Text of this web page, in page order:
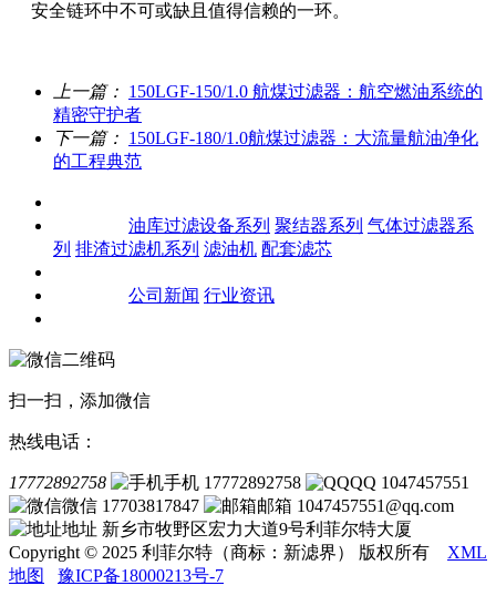
安全链环中不可或缺且值得信赖的一环。
上一篇： 150LGF-150/1.0 航煤过滤器：航空燃油系统的
精密守护者
下一篇： 150LGF-180/1.0航煤过滤器：大流量航油净化
的工程典范
油库过滤设备系列 聚结器系列 气体过滤器系
列 排渣过滤机系列 滤油机 配套滤芯
公司新闻 行业资讯
扫一扫，添加微信
热线电话：
17772892758 手机 17772892758
QQ 1047457551
微信 17703817847
邮箱 1047457551@qq.com
地址 新乡市牧野区宏力大道9号利菲尔特大厦
Copyright © 2025 利菲尔特（商标：新滤界） 版权所有 XML
地图
豫ICP备18000213号-7